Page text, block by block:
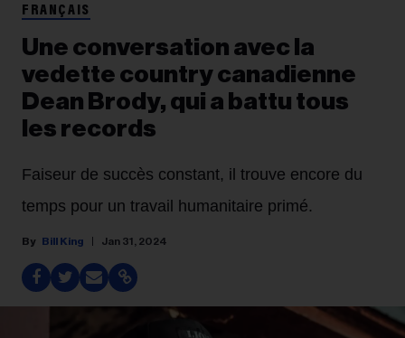
FRANÇAIS
Une conversation avec la
vedette country canadienne
Dean Brody, qui a battu tous
les records
Faiseur de succès constant, il trouve encore du
temps pour un travail humanitaire primé.
Bill King Jan 31, 2024